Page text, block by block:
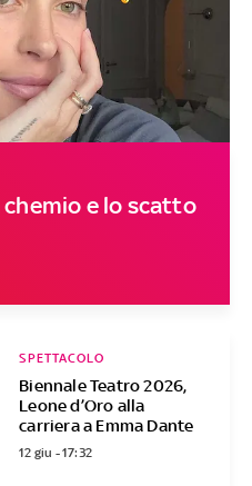
chemio e lo scatto
Biennale Teatro 2026,
Leone d’Oro alla
carriera a Emma Dante
SPETTACOLO
12 giu - 17:32